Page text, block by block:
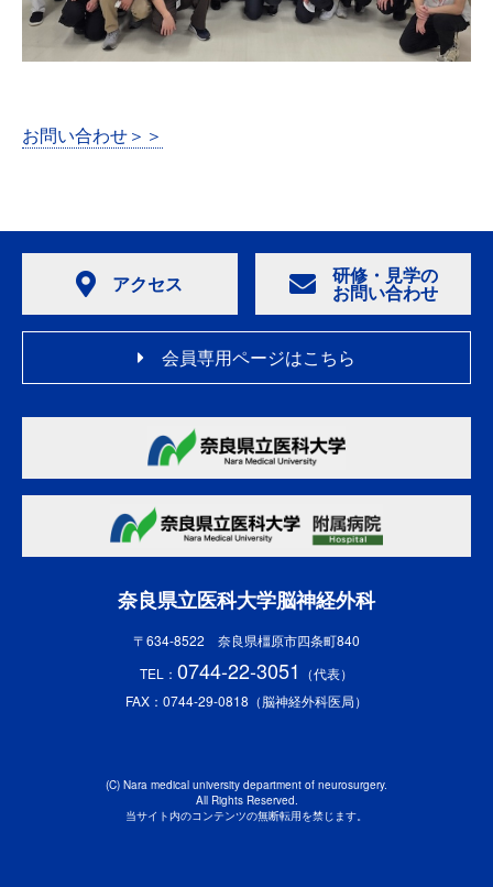
お問い合わせ＞＞
アクセス 研修・見学の
お問い合わせ
会員専用ページはこちら
奈良県立医科大学脳神経外科
〒634-8522 奈良県橿原市四条町840
TEL： 0744-22-3051 （代表）
FAX：0744-29-0818（脳神経外科医局）
(C) Nara medical university department of neurosurgery.
All Rights Reserved.
当サイト内のコンテンツの無断転用を禁じます。